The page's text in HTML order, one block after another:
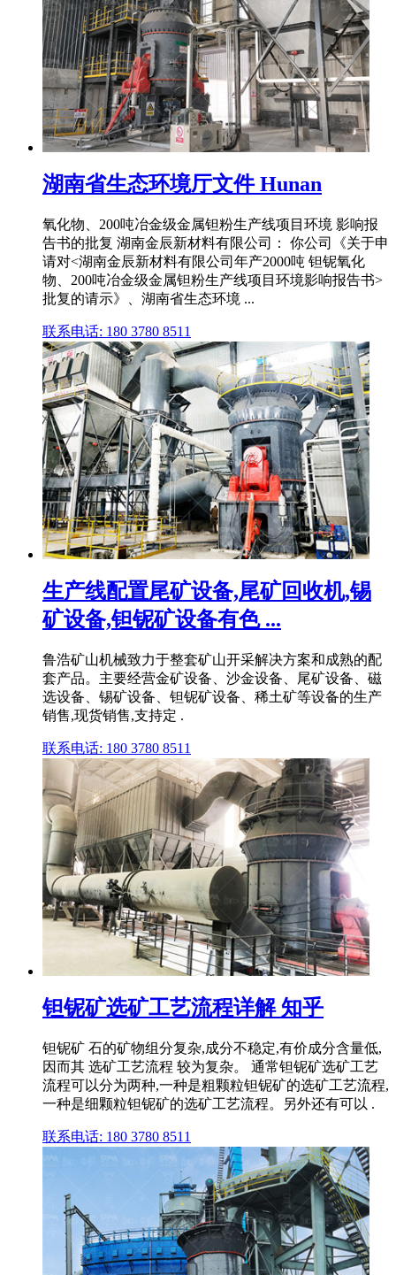
湖南省生态环境厅文件 Hunan
氧化物、200吨冶金级金属钽粉生产线项目环境 影响报
告书的批复 湖南金辰新材料有限公司： 你公司《关于申
请对<湖南金辰新材料有限公司年产2000吨 钽铌氧化
物、200吨冶金级金属钽粉生产线项目环境影响报告书>
批复的请示》、湖南省生态环境 ...
联系电话: 180 3780 8511
生产线配置尾矿设备,尾矿回收机,锡
矿设备,钽铌矿设备有色 ...
鲁浩矿山机械致力于整套矿山开采解决方案和成熟的配
套产品。主要经营金矿设备、沙金设备、尾矿设备、磁
选设备、锡矿设备、钽铌矿设备、稀土矿等设备的生产
销售,现货销售,支持定 .
联系电话: 180 3780 8511
钽铌矿选矿工艺流程详解 知乎
钽铌矿 石的矿物组分复杂,成分不稳定,有价成分含量低,
因而其 选矿工艺流程 较为复杂。 通常钽铌矿选矿工艺
流程可以分为两种,一种是粗颗粒钽铌矿的选矿工艺流程,
一种是细颗粒钽铌矿的选矿工艺流程。另外还有可以 .
联系电话: 180 3780 8511